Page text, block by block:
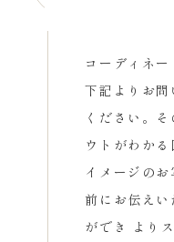
コーディネ
下記よりお
ください。
ウトがわか
イメージの
前にお伝え
ができ より